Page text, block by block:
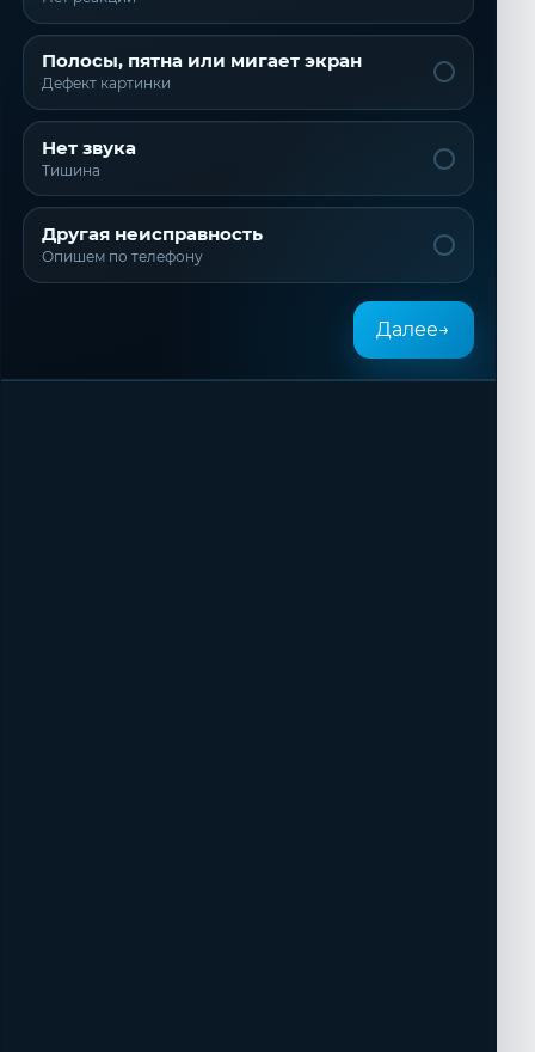
Полосы, пятна или мигает экран
Дефект картинки
Нет звука
Тишина
Другая неисправность
Опишем по телефону
Далее→